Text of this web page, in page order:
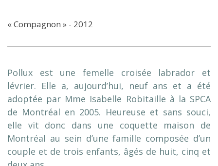
« Compagnon » - 2012
Pollux est une femelle croisée labrador et
lévrier. Elle a, aujourd’hui, neuf ans et a été
adoptée par Mme Isabelle Robitaille à la SPCA
de Montréal en 2005. Heureuse et sans souci,
elle vit donc dans une coquette maison de
Montréal au sein d’une famille composée d’un
couple et de trois enfants, âgés de huit, cinq et